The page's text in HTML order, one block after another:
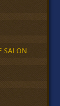
SALON